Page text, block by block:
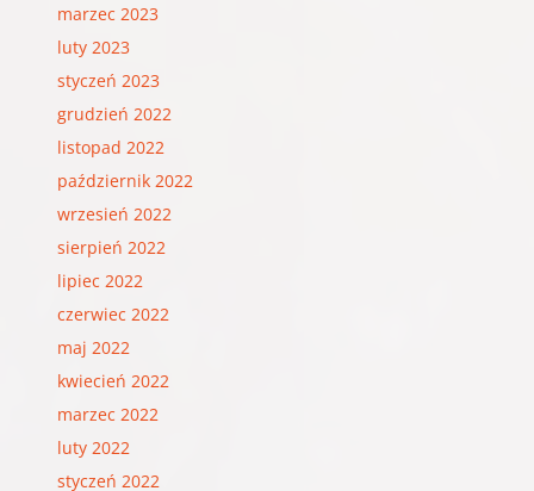
marzec 2023
luty 2023
styczeń 2023
grudzień 2022
listopad 2022
październik 2022
wrzesień 2022
sierpień 2022
lipiec 2022
czerwiec 2022
maj 2022
kwiecień 2022
marzec 2022
luty 2022
styczeń 2022